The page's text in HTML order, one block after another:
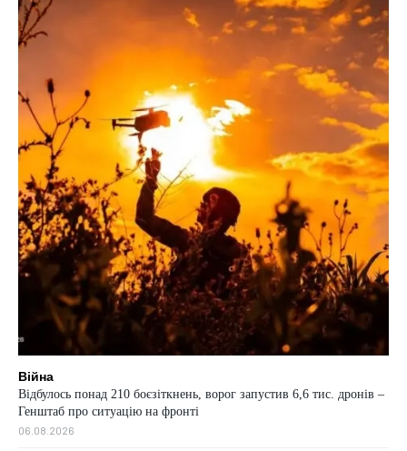
Війна
Відбулось понад 210 боєзіткнень, ворог запустив 6,6 тис. дронів –
Генштаб про ситуацію на фронті
06.08.2026